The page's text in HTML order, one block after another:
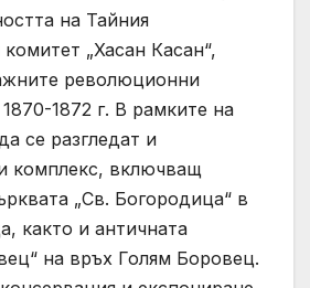
на Тайния
„Хасан Касан“,
революционни
1872 г. В рамките на
се разгледат и
комплекс, включващ
„Св. Богородица“ в
както и античната
на връх Голям Боровец.